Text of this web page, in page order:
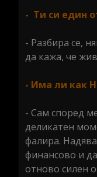
- Ти си един
- Разбира се,
да кажа, че
- Има ли как
- Сам според
деликатен
фалира.
финансово и
отново силен